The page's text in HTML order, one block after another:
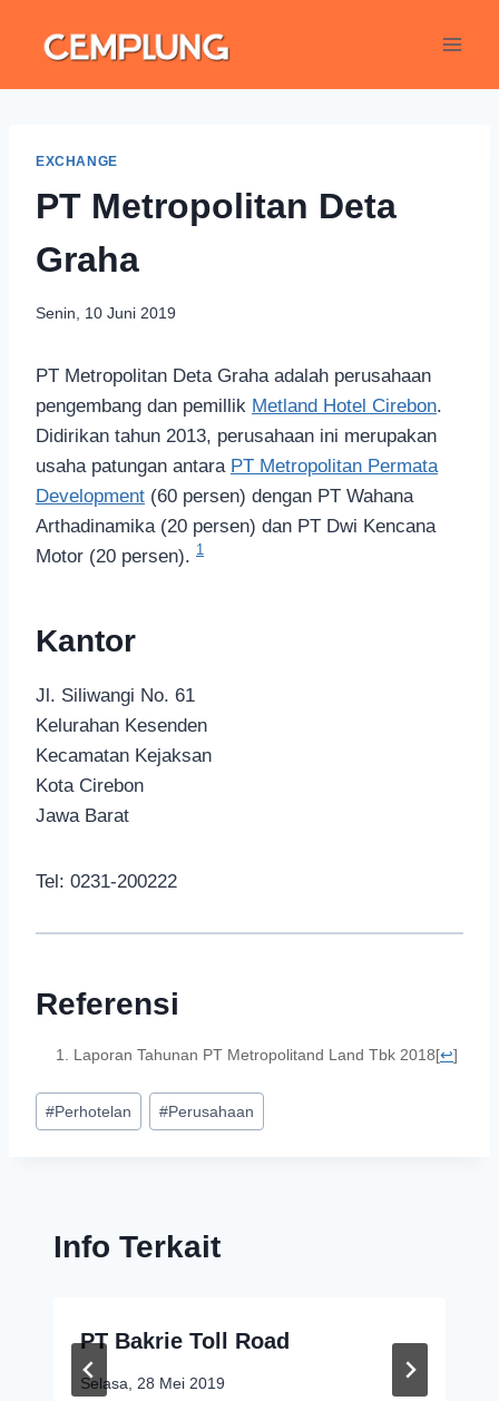
EXCHANGE
PT Metropolitan Deta
Graha
Senin, 10 Juni 2019
PT Metropolitan Deta Graha adalah perusahaan
pengembang dan pemillik Metland Hotel Cirebon.
Didirikan tahun 2013, perusahaan ini merupakan
usaha patungan antara PT Metropolitan Permata
Development (60 persen) dengan PT Wahana
Arthadinamika (20 persen) dan PT Dwi Kencana
Motor (20 persen). 1
Kantor
Jl. Siliwangi No. 61
Kelurahan Kesenden
Kecamatan Kejaksan
Kota Cirebon
Jawa Barat
Tel: 0231-200222
Referensi
Laporan Tahunan PT Metropolitand Land Tbk 2018[↩]
#Perhotelan #Perusahaan
Info Terkait
PT Bakrie Toll Road
Selasa, 28 Mei 2019